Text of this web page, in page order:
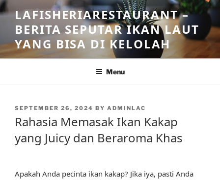
Skip
to
content
LAFISHERIARESTAURANT –
BERITA SEPUTAR IKAN LAUT
YANG BISA DI KELOLAH
Menu
POSTED
SEPTEMBER 26, 2024 BY ADMINLAC
Rahasia Memasak Ikan Kakap
yang Juicy dan Beraroma Khas
Apakah Anda pecinta ikan kakap? Jika iya, pasti Anda